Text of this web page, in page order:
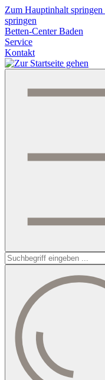
Zum Hauptinhalt springen
springen
Betten-Center Baden
Service
Kontakt